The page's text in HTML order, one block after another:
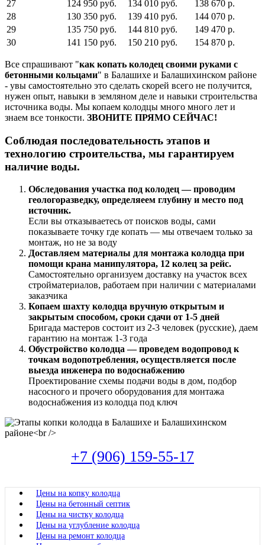
27
124 950 руб. 134 010 руб.
138 670 р.
28
130 350 руб. 139 410 руб.
144 070 р.
29
135 750 руб. 144 810 руб.
149 470 р.
30
141 150 руб. 150 210 руб. 154 870 р.
Все спрашивают "как копать колодец своими руками с
бетонными кольцами" в Балашихе и Балашихинском районе
- увы самостоятельно это сделать скорей всего не получится,
нужен опыт, навыки в земляном деле и навыки строительства
источника воды. Мы копаем колодцы много много лет и
знаем все тонкости. ЗВОНИТЕ ПРЯМО СЕЙЧАС!
Соблюдая последовательность этапов и
технологию строительства, мы гарантируем
наличие воды.
Обследования участка под колодец — проводим
геологоразведку, определяеем глубину и место под
источник.
Если вы отказываетесь от поисков воды, сами
показываете точку где копать — мы отвечаем только за
монтаж, но не за воду
Доставляем материалы для монтажа колодца при
помощи крана манипулятора, 12 колец за рейс.
Самостоятельно организуем доставку на участок всех
стройматериалов, работаем при наличии с материалами
заказчика
Копаем шахту колодца вручную открытым и
закрытым способом, сроки сдачи от 1-5 дней
Бригада мастеров состоит из 2-3 человек (русские), даем
гарантию на монтаж 1-3 года
Обустройство колодца — проведем водопровод к
точкам водопотребления, осуществляется после
выезда инженера по водоснабжению
Проектирование схемы подачи воды в дом, подбор
насосного и прочего оборудования для монтажа
водоснабжения из колодца под ключ
+7 (906) 159-55-17
Цены на копку колодца
Цены на бетонный септик
Цены на чистку колодца
Цены на углубление колодца
Цены на ремонт колодца